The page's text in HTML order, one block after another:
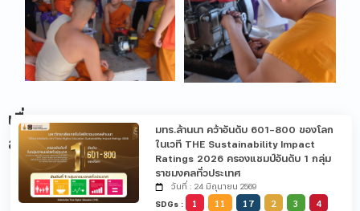
เรื่อง
ล่าสุด
มทร.ล้านนา คว้าอันดับ 601-800 ของโลก
ในเวที THE Sustainability Impact
Ratings 2026 ครองแชมป์อันดับ 1 กลุ่ม
ราชมงคลทั่วประเทศ
วันที่ : 24 มิถุนายน 2569
SDGs :
1 11 17 2 3
4